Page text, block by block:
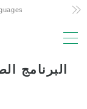
البرنامج